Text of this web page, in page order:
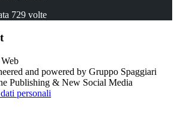
729 volte
and powered by Gruppo Spaggiari
Publishing & New Social Media
personali